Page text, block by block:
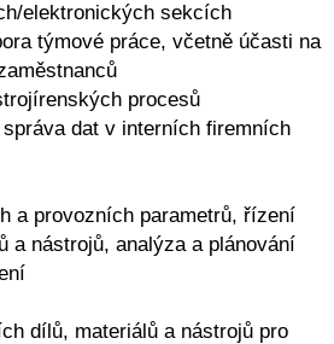
elektronických sekcích
týmové práce, včetně účasti na
procesů
dat v interních firemních
a provozních parametrů, řízení
a nástrojů, analýza a plánování
dílů, materiálů a nástrojů pro